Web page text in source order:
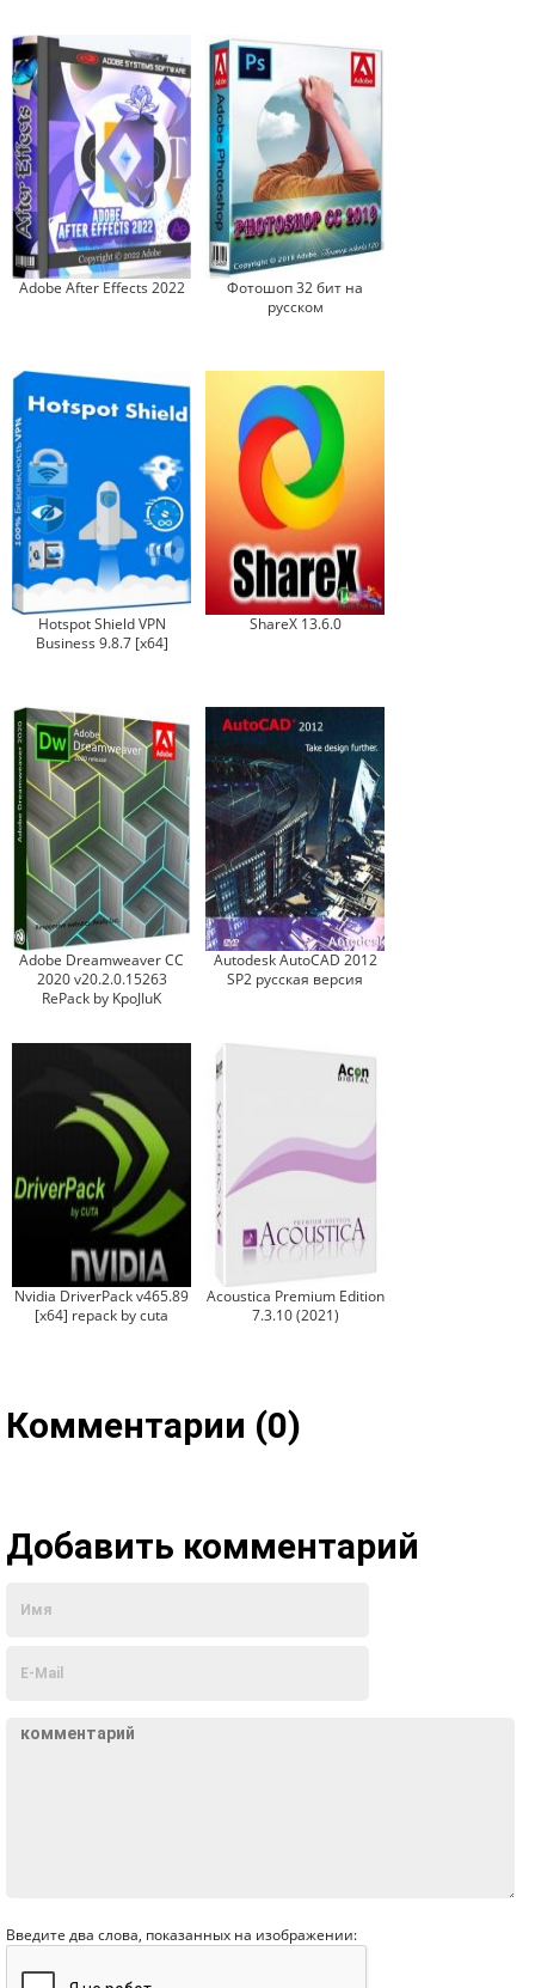
Adobe After Effects 2022
Фотошоп 32 бит на
русском
Hotspot Shield VPN
Business 9.8.7 [x64]
ShareX 13.6.0
Adobe Dreamweaver CC
2020 v20.2.0.15263
RePack by KpoJIuK
Autodesk AutoCAD 2012
SP2 русская версия
Nvidia DriverPack v465.89
[x64] repack by cuta
Acoustica Premium Edition
7.3.10 (2021)
Комментарии (0)
Добавить комментарий
Введите два слова, показанных на изображении: